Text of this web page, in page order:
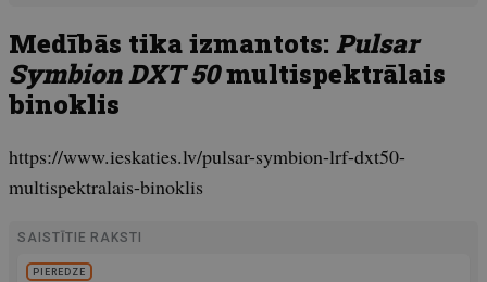
Medībās tika izmantots: Pulsar
Symbion DXT 50multispektrālais
binoklis
https://www.ieskaties.lv/pulsar-symbion-lrf-dxt50-
multispektralais-binoklis
SAISTĪTIE RAKSTI
PIEREDZE